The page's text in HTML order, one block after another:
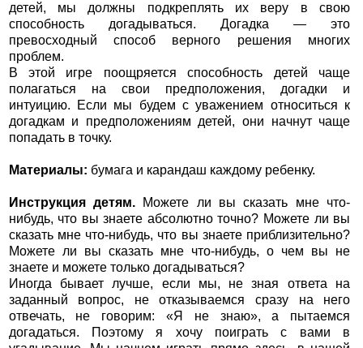
детей, мы должны подкреплять их веру в свою
способность догадываться. Догадка — это
превосходный способ верного решения многих
проблем.
В этой игре поощряется способность детей чаще
полагаться на свои предположения, догадки и
интуицию. Если мы будем с уважением относиться к
догадкам и предположениям детей, они начнут чаще
попадать в точку.
Материалы: бумага и карандаш каждому ребенку.
Инструкция детям.Можете ли вы сказать мне что-
нибудь, что вы знаете абсолютно точно? Можете ли вы
сказать мне что-нибудь, что вы знаете приблизительно?
Можете ли вы сказать мне что-нибудь, о чем вы не
знаете и можете только догадываться?
Иногда бывает лучше, если мы, не зная ответа на
заданный вопрос, не отказываемся сразу на него
отвечать, не говорим: «Я не знаю», а пытаемся
догадаться. Поэтому я хочу поиграть с вами в